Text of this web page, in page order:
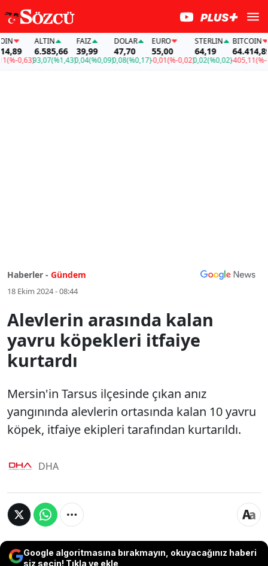
0,63)
ALTIN
6.585,66
93,07(%1,43)
FAİZ
39,99
0,04(%0,09)
DOLAR
47,70
0,08(%0,17)
EURO
55,00
-0,01(%-0,02)
STERLIN
64,19
0,02(%0,02)
BITCOIN
64.414,89
-405,11(%-
Haberler - Gündem
18 Ekim 2024 - 08:44
Alevlerin arasında kalan
yavru köpekleri itfaiye
kurtardı
Mersin'in Tarsus ilçesinde çıkan anız
yangınında alevlerin ortasında kalan 10 yavru
köpek, itfaiye ekipleri tarafından kurtarıldı.
DHA
Google algoritmasına bırakmayın, okuyacağınız haberi
siz seçin! Tıkla ve ekle